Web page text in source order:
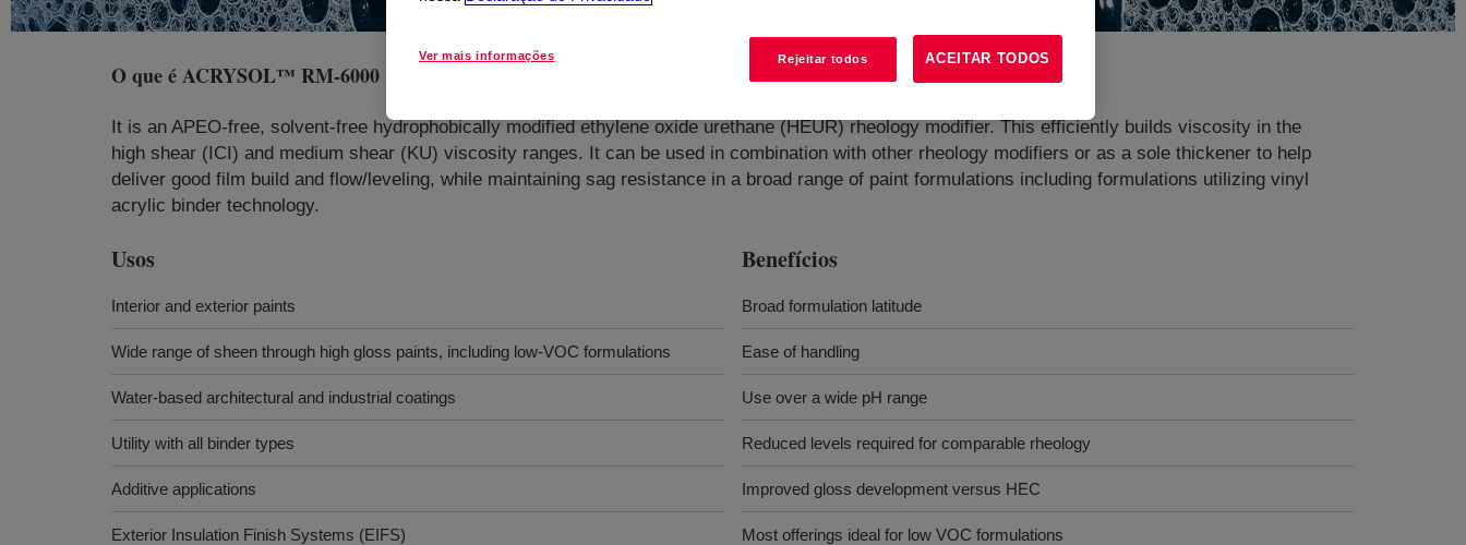
O que éACRYSOL™ RM-6000 Rheology Modifier
It is an APEO-free, solvent-free hydrophobically modified ethylene oxide urethane (HEUR) rheology modifier. This efficiently builds viscosity in the
high shear (ICI) and medium shear (KU) viscosity ranges. It can be used in combination with other rheology modifiers or as a sole thickener to help
deliver good film build and flow/leveling, while maintaining sag resistance in a broad range of paint formulations including formulations utilizing vinyl
acrylic binder technology.
Usos
Interior and exterior paints
Wide range of sheen through high gloss paints, including low-VOC formulations
Water-based architectural and industrial coatings
Utility with all binder types
Additive applications
Exterior Insulation Finish Systems (EIFS)
Benefícios
Broad formulation latitude
Ease of handling
Use over a wide pH range
Reduced levels required for comparable rheology
Improved gloss development versus HEC
Most offerings ideal for low VOC formulations
Ver mais informações Rejeitar todos ACEITAR TODOS